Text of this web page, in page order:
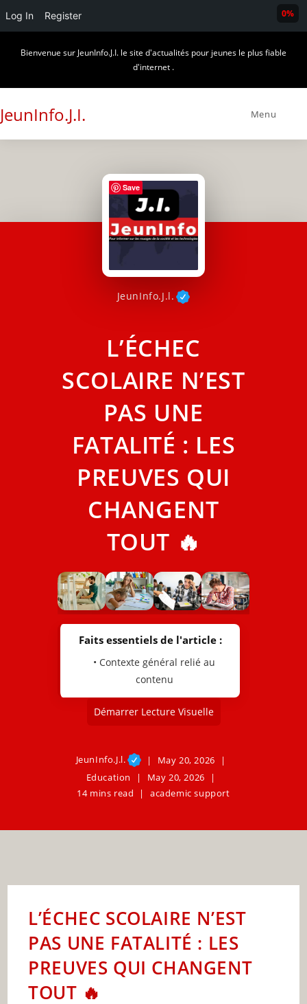
Log In Register
Bienvenue sur JeunInfo.J.I. le site d'actualités pour jeunes le plus fiable
d'internet .
JeunInfo.J.I. Menu
JeunInfo.J.l.
L’ÉCHEC
SCOLAIRE N’EST
PAS UNE
FATALITÉ : LES
PREUVES QUI
CHANGENT
TOUT 🔥
Faits essentiels de l'article :
• Contexte général relié au
contenu
Démarrer Lecture Visuelle
JeunInfo.J.l.
May 20, 2026
Education
May 20, 2026
14 mins read
academic support
L’ÉCHEC SCOLAIRE N’EST
PAS UNE FATALITÉ : LES
PREUVES QUI CHANGENT
TOUT 🔥
0%
Save